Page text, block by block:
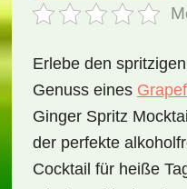
Erlebe den spritzigen
Genuss eines
Ginger Spritz
der perfekte
Cocktail für heiße